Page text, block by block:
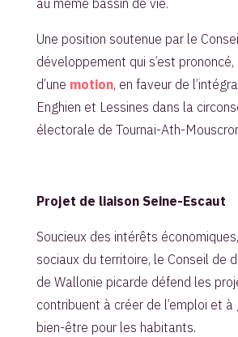
au même bassin de vie.
Une position soutenue par le
développement qui s’est
d’une motion, en faveur de
Enghien et Lessines dans la
électorale de Tournai-Ath-
Projet de liaison Seine-Escaut
Soucieux des intérêts
sociaux du territoire, le Conseil de
de Wallonie picarde défend les
contribuent à créer de l’emploi et
bien-être pour les habitants.